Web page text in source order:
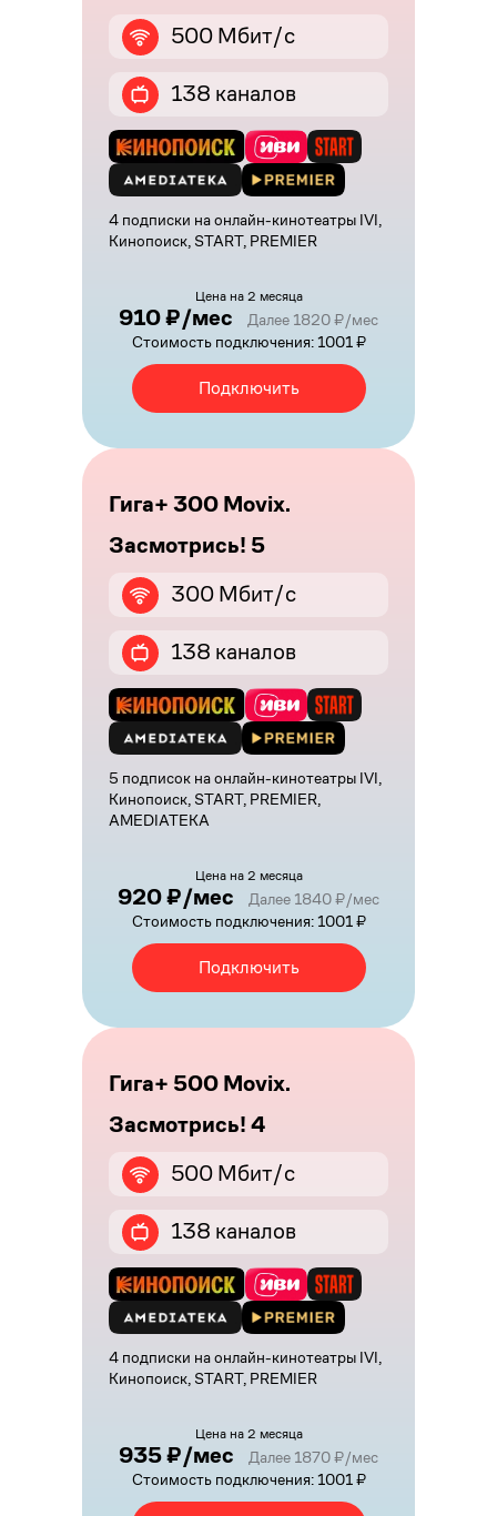
500 Мбит/с
138 каналов
4 подписки на онлайн-кинотеатры IVI,
Кинопоиск, START, PREMIER
Цена на 2 месяца
910 ₽/мес
Далее 1820 ₽/мес
Стоимость подключения: 1001 ₽
Подключить
Гига+ 300 Movix.
Засмотрись! 5
300 Мбит/с
138 каналов
5 подписок на онлайн-кинотеатры IVI,
Кинопоиск, START, PREMIER,
AMEDIATEKA
Цена на 2 месяца
920 ₽/мес
Далее 1840 ₽/мес
Стоимость подключения: 1001 ₽
Подключить
Гига+ 500 Movix.
Засмотрись! 4
500 Мбит/с
138 каналов
4 подписки на онлайн-кинотеатры IVI,
Кинопоиск, START, PREMIER
Цена на 2 месяца
935 ₽/мес
Далее 1870 ₽/мес
Стоимость подключения: 1001 ₽